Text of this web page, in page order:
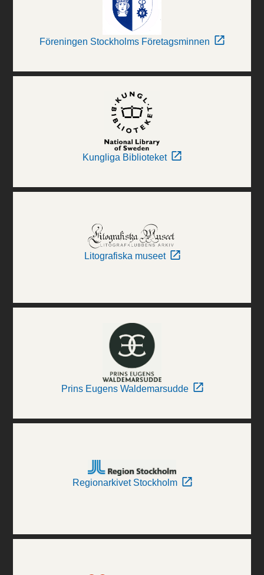
Föreningen Stockholms Företagsminnen
Kungliga Biblioteket
Litografiska museet
Prins Eugens Waldemarsudde
Regionarkivet Stockholm